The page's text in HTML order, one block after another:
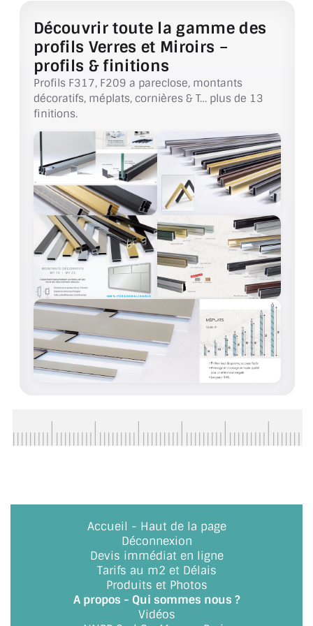
JOINTS D'ÉTANCHÉITÉS
FIXATION GARDES CORPS
SYSTÈMES PIVOTANTS
SYSTÈMES COULISSANTS
LE CATALOGUE ACCESSOIRES
(STROMBINOSCOPE)
ACCESSOIRES EN PROMOTIONS
EXEMPLES, RÉALISATIONS, INSPIRATIONS
NUANCIER RAL
COMMENT COUPER DU VERRE ?
CONSEILS / AIDE
A PROPOS DE LA LIVRAISON
MON PANIER
NOUS CONTACTER
Découvrir toute la gamme des
profils Verres et Miroirs –
profils & finitions
Profils F317, F209 a pareclose, montants
décoratifs, méplats, cornières & T… plus de 13
finitions.
Accueil - Haut de la page
Déconnexion
Devis immédiat en ligne
Tarifs au m2 et Délais
Produits et Photos
A propos - Qui sommes nous ?
Vidéos